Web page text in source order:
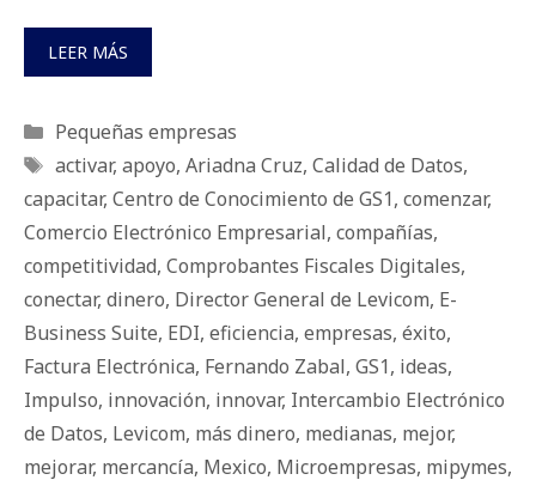
LEER MÁS
Categorías
Pequeñas empresas
Etiquetas
activar, apoyo, Ariadna Cruz, Calidad de Datos,
capacitar, Centro de Conocimiento de GS1, comenzar,
Comercio Electrónico Empresarial, compañías,
competitividad, Comprobantes Fiscales Digitales,
conectar, dinero, Director General de Levicom, E-
Business Suite, EDI, eficiencia, empresas, éxito,
Factura Electrónica, Fernando Zabal, GS1, ideas,
Impulso, innovación, innovar, Intercambio Electrónico
de Datos, Levicom, más dinero, medianas, mejor,
mejorar, mercancía, Mexico, Microempresas, mipymes,